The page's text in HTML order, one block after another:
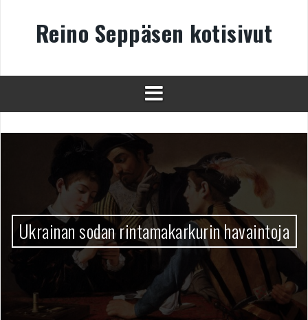
Reino Seppäsen kotisivut
Ukrainan sodan rintamakarkurin havaintoja